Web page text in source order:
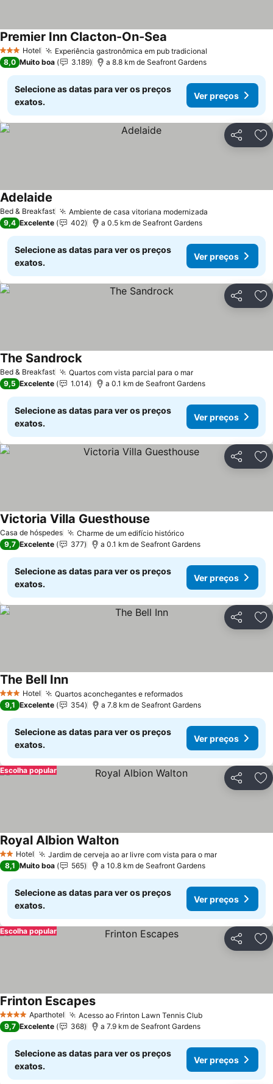
3 EstrelasHotel Experiência gastronômica em pub tradicional
Premier Inn Clacton-On-Sea
8,0 Muito boa 3.189 a 8.8 km de Seafront Gardens
Selecione as datas para ver os preços
exatos.
Ver preços
Partilhar
Bed & Breakfast Ambiente de casa vitoriana modernizada
Adelaide
9,4 Excelente 402 a 0.5 km de Seafront Gardens
Selecione as datas para ver os preços
exatos.
Ver preços
Partilhar
Bed & Breakfast Quartos com vista parcial para o marVer preços
The SandrockVer preços
9,5 Excelente 1.014 a 0.1 km de Seafront Gardens
Selecione as datas para ver os preços
exatos.
Ver preços
Partilhar
Casa de hóspedes Charme de um edifício históricoVer preços
Victoria Villa Guesthouse
9,7 Excelente 377 a 0.1 km de Seafront Gardens
Selecione as datas para ver os preços
exatos.
Ver preços
Partilhar
3 EstrelasHotel Quartos aconchegantes e reformadosVer preços
The Bell InnVer preços
9,1 Excelente 354 a 7.8 km de Seafront Gardens
Selecione as datas para ver os preços
exatos.
Ver preços
Partilhar
Escolha popular
2 Estrelas
Hotel Jardim de cerveja ao ar livre com vista para o marVer preços
Royal Albion WaltonVer preços
8,1 Muito boa 565 a 10.8 km de Seafront Gardens
Selecione as datas para ver os preços
exatos.
Ver preços
Partilhar
Escolha popular
4 EstrelasAparthotel Acesso ao Frinton Lawn Tennis ClubVer preços
Frinton EscapesVer preços
9,7 Excelente 368 a 7.9 km de Seafront Gardens
Selecione as datas para ver os preços
exatos.
Ver preços